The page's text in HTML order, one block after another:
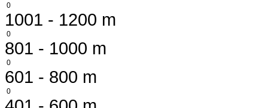
0
1001 - 1200 m
0
801 - 1000 m
0
601 - 800 m
0